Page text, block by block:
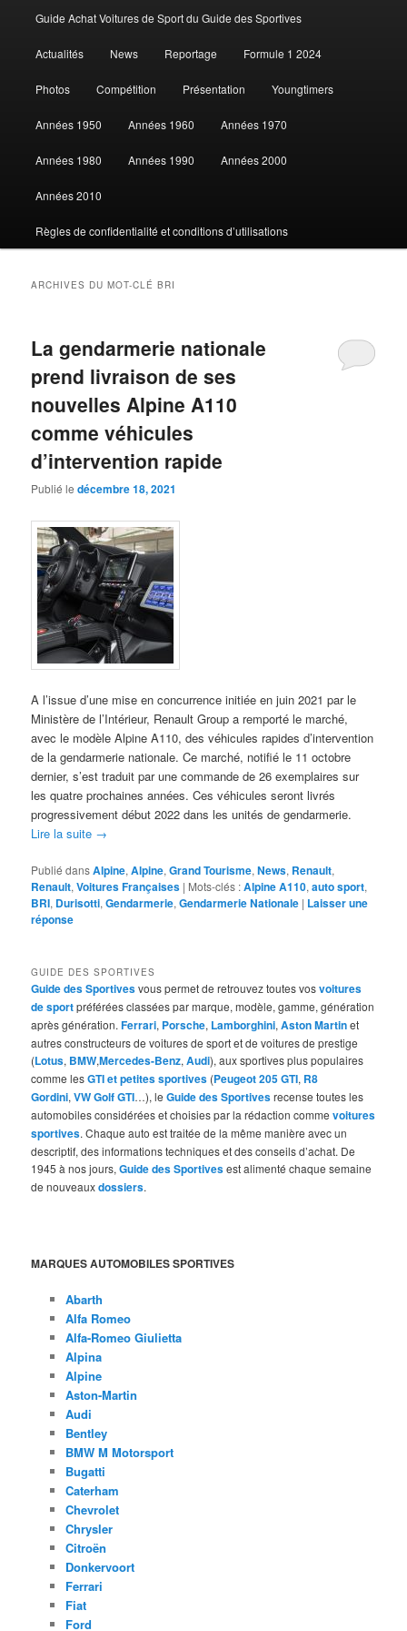
au
contenu
au
contenu
Guide Achat Voitures de Sport du Guide des Sportives
Actualités News Reportage Formule 1 2024
Photos Compétition Présentation Youngtimers
Années 1950 Années 1960 Années 1970
Années 1980 Années 1990 Années 2000
Années 2010
Règles de confidentialité et conditions d’utilisations
ARCHIVES DU MOT-CLÉBRI
La gendarmerie nationale
prend livraison de ses
nouvelles Alpine A110
comme véhicules
d’intervention rapide
Publié ledécembre 18, 2021
A l’issue d’une mise en concurrence initiée en juin 2021 par le
Ministère de l’Intérieur, Renault Group a remporté le marché,
avec le modèle Alpine A110, des véhicules rapides d’intervention
de la gendarmerie nationale. Ce marché, notifié le 11 octobre
dernier, s’est traduit par une commande de 26 exemplaires sur
les quatre prochaines années. Ces véhicules seront livrés
progressivement début 2022 dans les unités de gendarmerie.
Lire la suite →
Publié dansAlpine,Alpine,Grand Tourisme,News, Renault,
Renault,Voitures Françaises | Mots-clés :Alpine A110,auto sport,
BRI, Durisotti,Gendarmerie,Gendarmerie Nationale | Laisser une
réponse
GUIDE DES SPORTIVES
Guide des Sportivesvous permet de retrouvez toutes vosvoitures
de sportpréférées classées par marque, modèle, gamme, génération
après génération.Ferrari, Porsche, Lamborghini,Aston Martinet
autres constructeurs de voitures de sport et de voitures de prestige
(Lotus, BMW,Mercedes-Benz,Audi), aux sportives plus populaires
comme lesGTI et petites sportives (Peugeot 205 GTI, R8
Gordini,VW Golf GTI…), leGuide des Sportivesrecense toutes les
automobiles considérées et choisies par la rédaction commevoitures
sportives. Chaque auto est traitée de la même manière avec un
descriptif, des informations techniques et des conseils d’achat. De
1945 à nos jours,Guide des Sportivesest alimenté chaque semaine
de nouveauxdossiers.
MARQUES AUTOMOBILES SPORTIVES
Abarth
Alfa Romeo
Alfa-Romeo Giulietta
Alpina
Alpine
Aston-Martin
Audi
Bentley
BMW M Motorsport
Bugatti
Caterham
Chevrolet
Chrysler
Citroën
Donkervoort
Ferrari
Fiat
Ford